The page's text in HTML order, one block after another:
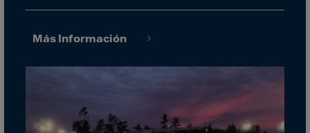
Gambia
Gibraltar
Más Información